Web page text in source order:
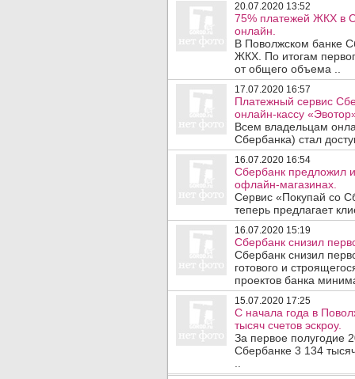
20.07.2020 13:52
75% платежей ЖКХ в
онлайн.
В Поволжском банке
ЖКХ. По итогам
от общего объема ..
17.07.2020 16:57
Платежный сервис
онлайн-кассу
Всем владельцам
Сбербанка) стал
16.07.2020 16:54
Сбербанк предложил
офлайн-магазинах.
Сервис «Покупай со
теперь предлагает
16.07.2020 15:19
Сбербанк снизил
Сбербанк снизил
готового и
проектов банка
15.07.2020 17:25
С начала года в
тысяч счетов эскроу.
За первое полугодие
Сбербанке 3 134